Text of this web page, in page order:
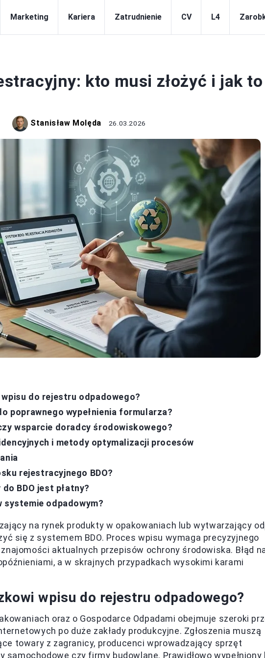
Marketing Kariera Zatrudnienie CV L4
kto musi złożyć i jak to
Stanisław Molęda 26.03.2026
do rejestru odpadowego?
poprawnego wypełnienia formularza?
wsparcie doradcy środowiskowego?
i metody optymalizacji procesów
rejestracyjnego BDO?
BDO jest płatny?
odpadowym?
na rynek produkty w opakowaniach lub wytwarzający
się z systemem BDO. Proces wpisu wymaga precyzyjnego
aktualnych przepisów ochrony środowiska. Błąd
a w skrajnych przypadkach wysokimi karami
wpisu do rejestru odpadowego?
oraz o Gospodarce Odpadami obejmuje szeroki
po duże zakłady produkcyjne. Zgłoszenia muszą
towary z zagranicy, producenci wprowadzający sprzęt
czy firmy budowlane. Prawidłowo wypełniony